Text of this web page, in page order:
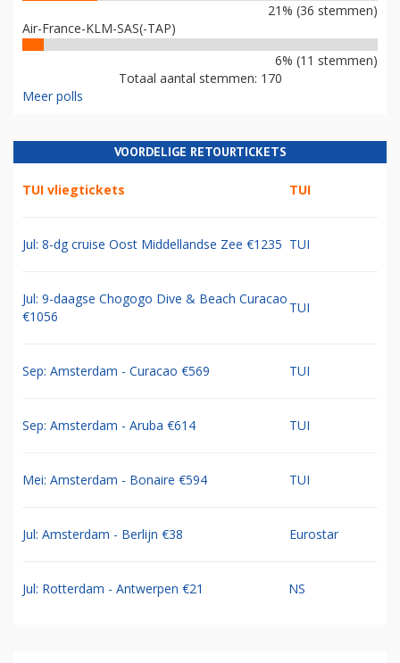
21% (36 stemmen)
Air-France-KLM-SAS(-TAP)
6% (11 stemmen)
Totaal aantal stemmen: 170
Meer polls
VOORDELIGE RETOURTICKETS
TUI vliegtickets TUI
Jul: 8-dg cruise Oost Middellandse Zee €1235 TUI
Jul: 9-daagse Chogogo Dive & Beach Curacao
€1056
TUI
Sep: Amsterdam - Curacao €569 TUI
Sep: Amsterdam - Aruba €614 TUI
Mei: Amsterdam - Bonaire €594 TUI
Jul: Amsterdam - Berlijn €38 Eurostar
Jul: Rotterdam - Antwerpen €21 NS